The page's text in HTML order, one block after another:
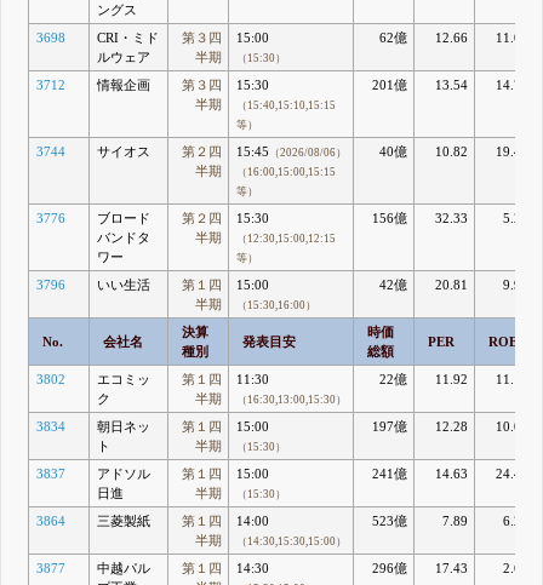
ングス
3698
CRI・ミド
ルウェア
第３四
半期
15:00
（15:30）
62億 12.66 11.06
3712 情報企画
第３四
半期
15:30
（15:40,15:10,15:15
等）
201億 13.54 14.73
3744 サイオス
第２四
半期
15:45 （2026/08/06）
（16:00,15:00,15:15
等）
40億 10.82 19.47
3776
ブロード
バンドタ
ワー
第２四
半期
15:30
（12:30,15:00,12:15
等）
156億 32.33 5.25
3796 いい生活
第１四
半期
15:00
（15:30,16:00）
42億 20.81 9.99
No. 会社名
決算
種別
発表目安
時価
総額
PER ROE
3802
エコミッ
ク
第１四
半期
11:30
（16:30,13:00,15:30）
22億 11.92 11.17
3834
朝日ネッ
ト
第１四
半期
15:00
（15:30）
197億 12.28 10.07
3837
アドソル
日進
第１四
半期
15:00
（15:30）
241億 14.63 24.41
3864 三菱製紙
第１四
半期
14:00
（14:30,15:30,15:00）
523億 7.89 6.28
3877
中越パル
第１四
14:30 296億 17.43 2.64